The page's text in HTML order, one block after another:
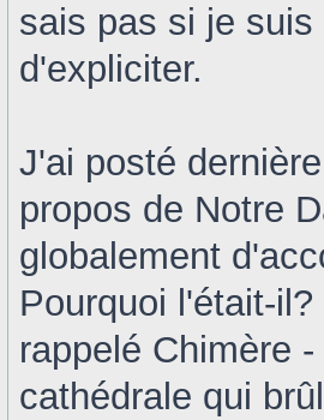
sais pas si je
d'expliciter.
J'ai posté
propos de Notre
globalement
Pourquoi l'était-
rappelé Chimère
cathédrale qui